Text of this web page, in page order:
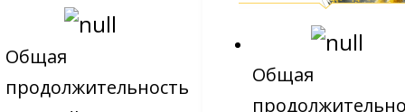
Общая
продолжительность
Общая